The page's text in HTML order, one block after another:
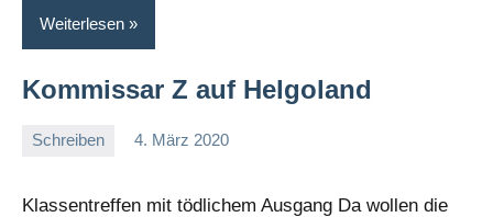
Weiterlesen
Kommissar Z auf Helgoland
Schreiben 4. März 2020
Klassentreffen mit tödlichem Ausgang Da wollen die